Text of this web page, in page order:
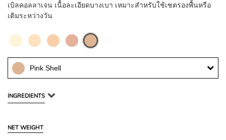
เบิลคอลลาเจน เนื้อละเอียดบางเบา เหมาะสำหรับใช้เซตรองพื้นหรือ
เติมระหว่างวัน
Pink Shell
INGREDIENTS
NET WEIGHT